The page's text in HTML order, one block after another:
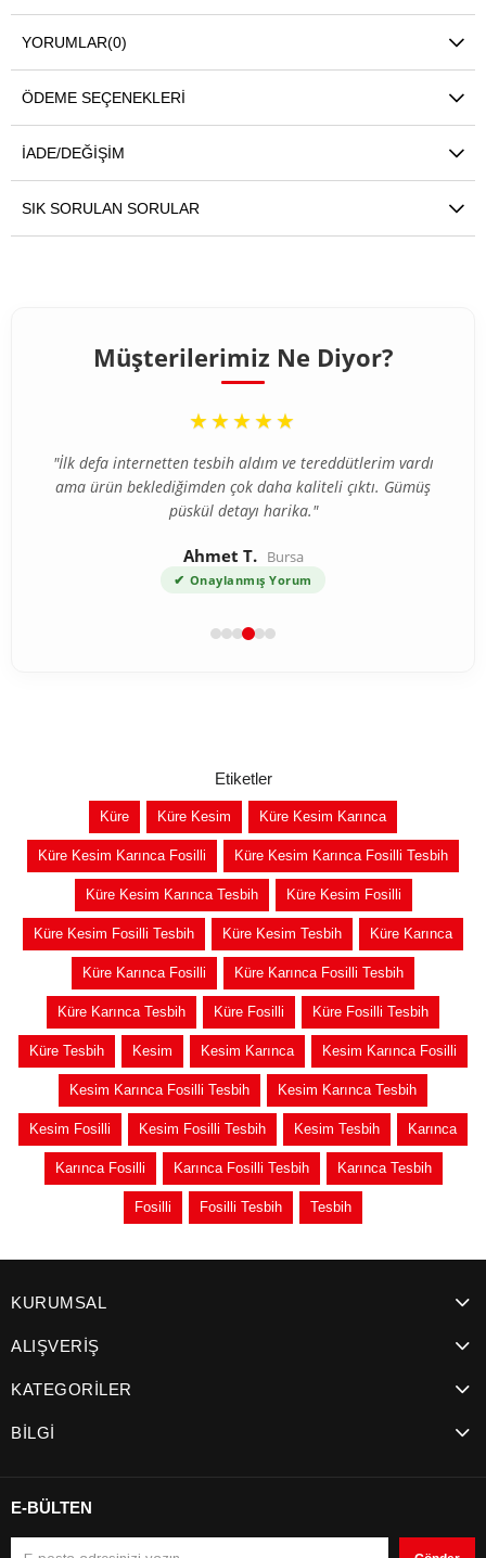
YORUMLAR(0)
ÖDEME SEÇENEKLERI
İADE/DEĞIŞIM
SIK SORULAN SORULAR
Müşterilerimiz Ne Diyor?
“
★★★★★
"İlk defa internetten tesbih aldım ve tereddütlerim vardı
ama ürün beklediğimden çok daha kaliteli çıktı. Gümüş
püskül detayı harika."
Ahmet T. Bursa
✔ Onaylanmış Yorum
Etiketler
Küre Küre Kesim Küre Kesim Karınca
Küre Kesim Karınca Fosilli Küre Kesim Karınca Fosilli Tesbih
Küre Kesim Karınca Tesbih Küre Kesim Fosilli
Küre Kesim Fosilli Tesbih Küre Kesim Tesbih Küre Karınca
Küre Karınca Fosilli Küre Karınca Fosilli Tesbih
Küre Karınca Tesbih Küre Fosilli Küre Fosilli Tesbih
Küre Tesbih Kesim Kesim Karınca Kesim Karınca Fosilli
Kesim Karınca Fosilli Tesbih Kesim Karınca Tesbih
Kesim Fosilli Kesim Fosilli Tesbih Kesim Tesbih Karınca
Karınca Fosilli Karınca Fosilli Tesbih Karınca Tesbih
Fosilli Fosilli Tesbih Tesbih
KURUMSAL
ALIŞVERİŞ
KATEGORİLER
BİLGİ
E-BÜLTEN